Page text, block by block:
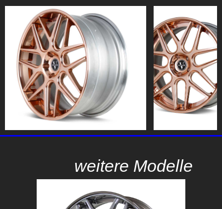
weitere Modelle